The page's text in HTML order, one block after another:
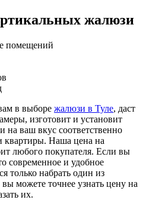
жалюзи
помещений
в выборе жалюзи в Туле, даст
изготовит и установит
ваш вкус соответственно
квартиры. Наша цена на
любого покупателя. Если вы
современное и удобное
только набрать один из
можете точнее узнать цену на
их.